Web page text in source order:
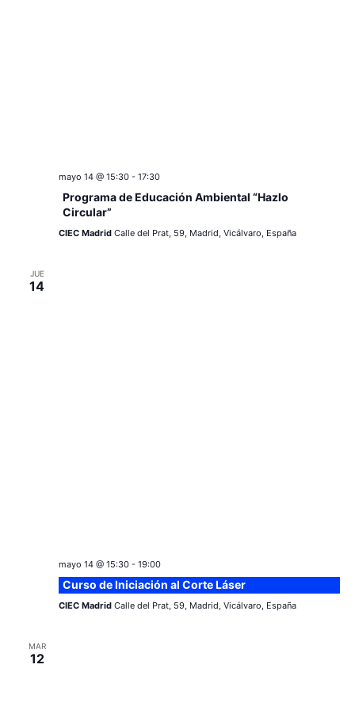
mayo 14 @ 15:30- 17:30
Programa de Educación Ambiental “Hazlo
Circular”
CIEC Madrid Calle del Prat, 59, Madrid, Vicálvaro, España
JUE
14
mayo 14 @ 15:30- 19:00
Curso de Iniciación al Corte Láser
CIEC Madrid Calle del Prat, 59, Madrid, Vicálvaro, España
MAR
12